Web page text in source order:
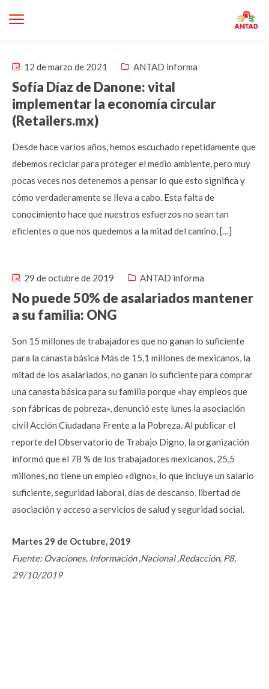
12 de marzo de 2021 ANTAD informa
Sofía Díaz de Danone: vital
implementar la economía circular
(Retailers.mx)
Desde hace varios años, hemos escuchado repetidamente que
debemos reciclar para proteger el medio ambiente, pero muy
pocas veces nos detenemos a pensar lo que esto significa y
cómo verdaderamente se lleva a cabo. Esta falta de
conocimiento hace que nuestros esfuerzos no sean tan
eficientes o que nos quedemos a la mitad del camino, […]
29 de octubre de 2019 ANTAD informa
No puede 50% de asalariados mantener
a su familia: ONG
Son 15 millones de trabajadores que no ganan lo suficiente
para la canasta básica Más de 15,1 millones de mexicanos, la
mitad de los asalariados, no ganan lo suficiente para comprar
una canasta básica para su familia porque «hay empleos que
son fábricas de pobreza», denunció este lunes la asociación
civil Acción Ciudadana Frente a la Pobreza. Al publicar el
reporte del Observatorio de Trabajo Digno, la organización
informó que el 78 % de los trabajadores mexicanos, 25,5
millones, no tiene un empleo «digno», lo que incluye un salario
suficiente, seguridad laboral, días de descanso, libertad de
asociación y acceso a servicios de salud y seguridad social.
Martes 29 de Octubre, 2019
Fuente: Ovaciones, Información ,Nacional ,Redacción, P8,
29/10/2019